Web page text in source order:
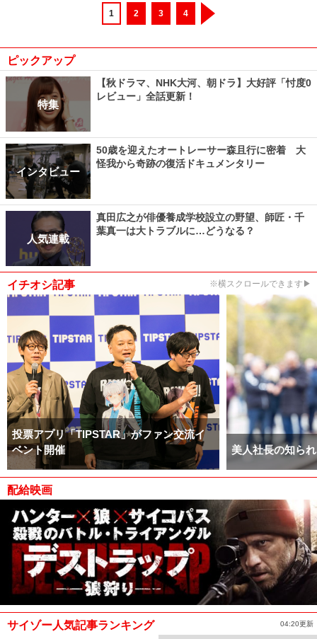
1 2 3 4
ピックアップ
特集
【秋ドラマ、NHK大河、朝ドラ】大好評「忖度0
レビュー」全話更新！
インタビュー
50歳を迎えたオートレーサー森且行に密着 大
怪我から奇跡の復活ドキュメンタリー
人気連載
真田広之が俳優養成学校設立の野望、師匠・千
葉真一は大トラブルに…どうなる？
イチオシ記事 ※横スクロールできます▶
投票アプリ「TIPSTAR」がファン交流イ
ベント開催
美人社長の知ら
配給映画
サイゾー人気記事ランキング 04:20更新